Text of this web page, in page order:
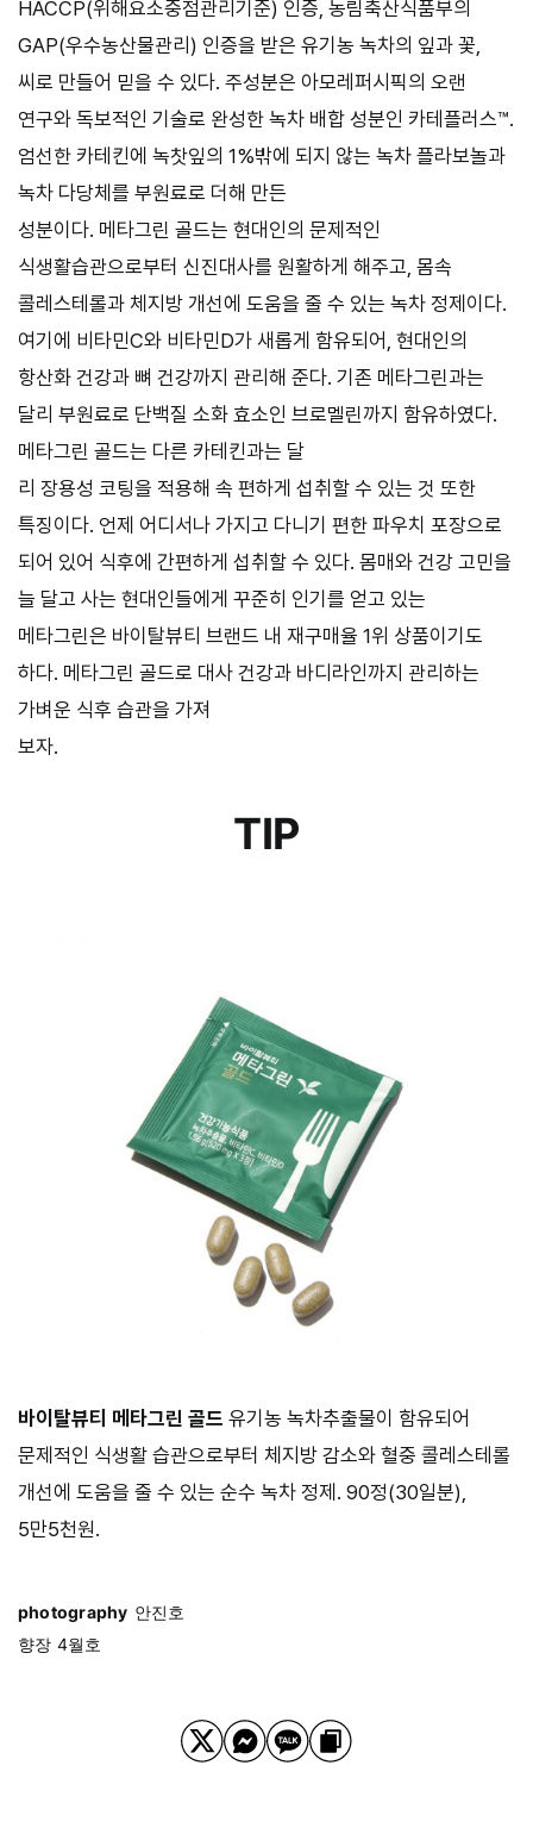
HACCP(위해요소중점관리기준) 인증, 농림축산식품부의
GAP(우수농산물관리) 인증을 받은 유기농 녹차의 잎과 꽃,
씨로 만들어 믿을 수 있다. 주성분은 아모레퍼시픽의 오랜
연구와 독보적인 기술로 완성한 녹차 배합 성분인 카테플러스™.
엄선한 카테킨에 녹찻잎의 1%밖에 되지 않는 녹차 플라보놀과
녹차 다당체를 부원료로 더해 만든
성분이다. 메타그린 골드는 현대인의 문제적인
식생활습관으로부터 신진대사를 원활하게 해주고, 몸속
콜레스테롤과 체지방 개선에 도움을 줄 수 있는 녹차 정제이다.
여기에 비타민C와 비타민D가 새롭게 함유되어, 현대인의
항산화 건강과 뼈 건강까지 관리해 준다. 기존 메타그린과는
달리 부원료로 단백질 소화 효소인 브로멜린까지 함유하였다.
메타그린 골드는 다른 카테킨과는 달
리 장용성 코팅을 적용해 속 편하게 섭취할 수 있는 것 또한
특징이다. 언제 어디서나 가지고 다니기 편한 파우치 포장으로
되어 있어 식후에 간편하게 섭취할 수 있다. 몸매와 건강 고민을
늘 달고 사는 현대인들에게 꾸준히 인기를 얻고 있는
메타그린은 바이탈뷰티 브랜드 내 재구매율 1위 상품이기도
하다. 메타그린 골드로 대사 건강과 바디라인까지 관리하는
가벼운 식후 습관을 가져
보자.
TIP
바이탈뷰티 메타그린 골드 유기농 녹차추출물이 함유되어
문제적인 식생활 습관으로부터 체지방 감소와 혈중 콜레스테롤
개선에 도움을 줄 수 있는 순수 녹차 정제. 90정(30일분),
5만5천원.
photography 안진호
향장 4월호